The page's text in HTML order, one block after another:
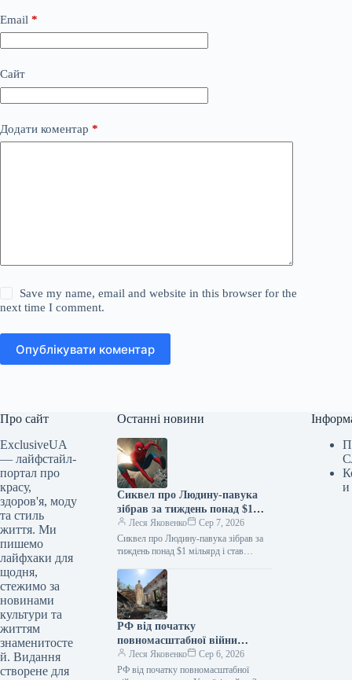
Email *
Сайт
Додати коментар *
Save my name, email and website in this browser for the
next time I comment.
Опублікувати коментар
Про сайт
ExclusiveUA
— лайфстайл-
портал про
красу,
здоров'я, моду
та стиль
життя. Ми
пишемо
лайфхаки для
щодня,
стежимо за
новинами
культури та
життям
знаменитосте
й. Видання
створене для
Останні новини
Сиквел про Людину-павука
зібрав за тиждень понад $1
мільярд і став найкасовішим
фільмом року
Леся Яковенко
Сер 7, 2026
Сиквел про Людину-павука зібрав за
тиждень понад $1 мільярд і став
06.08.2026 10:28 Укрінформ Стрічка
«Людина-павук: Абсолютно…
РФ від початку
повномасштабної війни
пошкодила в Україні майже 2
тисячі пам’яток
Леся Яковенко
Сер 6, 2026
РФ від початку повномасштабної
и